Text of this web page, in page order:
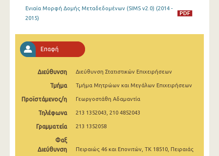
2013
2011
Ενιαία Μορφή Δομής Μεταδεδομένων (SIMS v2.0) (2014 -
2015)
Επαφή
Διεύθυνση Διεύθυνση Στατιστικών Επιχειρήσεων
Τμήμα Τμήμα Μητρώων και Μεγάλων Επιχειρήσεων
Προϊστάμενος/η Γεωργοστάθη Αδαμαντία
Τηλέφωνα 213 1352043, 210 4852043
Γραμματεία 213 1352058
Φαξ
Διεύθυνση
Πειραιώς 46 και Επονιτών, ΤΚ 18510, Πειραιάς